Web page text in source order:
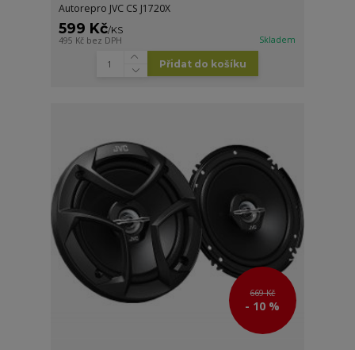
Autorepro JVC CS J1720X
599 Kč/KS
495 Kč bez DPH Skladem
Přidat do košíku
669 Kč
- 10 %